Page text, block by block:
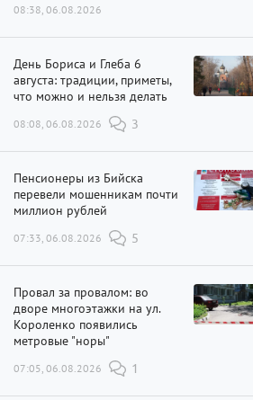
08:38, 06.08.2026
День Бориса и Глеба 6
августа: традиции, приметы,
что можно и нельзя делать
08:08, 06.08.2026 3
Пенсионеры из Бийска
перевели мошенникам почти
миллион рублей
07:33, 06.08.2026 5
Провал за провалом: во
дворе многоэтажки на ул.
Короленко появились
метровые "норы"
07:05, 06.08.2026 1